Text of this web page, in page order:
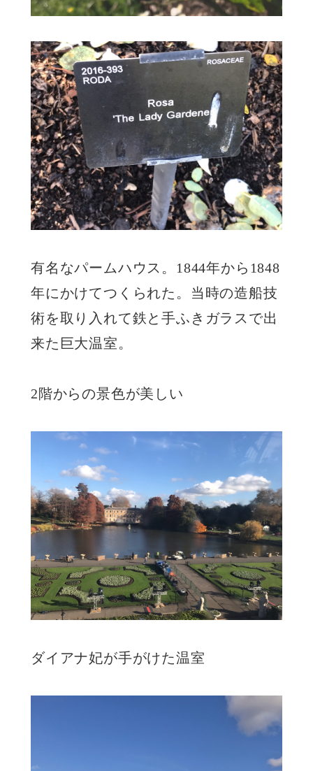
有名なパームハウス。1844年から1848
年にかけてつくられた。当時の造船技
術を取り入れて鉄と手ふきガラスで出
来た巨大温室。
2階からの景色が美しい
ダイアナ妃が手がけた温室